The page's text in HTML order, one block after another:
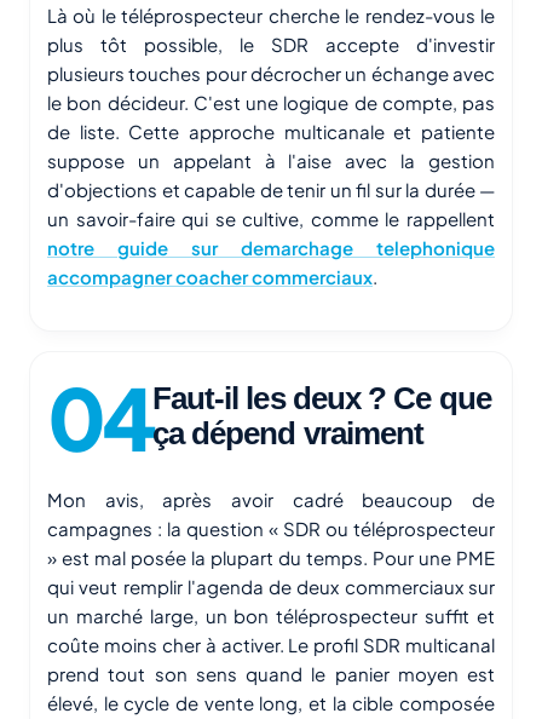
Là où le téléprospecteur cherche le rendez-vous le
plus tôt possible, le SDR accepte d'investir
plusieurs touches pour décrocher un échange avec
le bon décideur. C'est une logique de compte, pas
de liste. Cette approche multicanale et patiente
suppose un appelant à l'aise avec la gestion
d'objections et capable de tenir un fil sur la durée —
un savoir-faire qui se cultive, comme le rappellent
notre guide sur demarchage telephonique
accompagner coacher commerciaux.
Faut-il les deux ? Ce que
ça dépend vraiment
Mon avis, après avoir cadré beaucoup de
campagnes : la question « SDR ou téléprospecteur
» est mal posée la plupart du temps. Pour une PME
qui veut remplir l'agenda de deux commerciaux sur
un marché large, un bon téléprospecteur suffit et
coûte moins cher à activer. Le profil SDR multicanal
prend tout son sens quand le panier moyen est
élevé, le cycle de vente long, et la cible composée